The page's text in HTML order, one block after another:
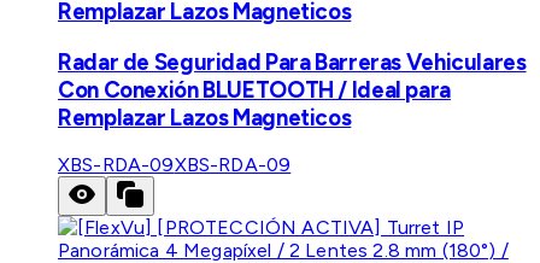
Remplazar Lazos Magneticos
Radar de Seguridad Para Barreras Vehiculares
Con Conexión BLUETOOTH / Ideal para
Remplazar Lazos Magneticos
XBS-RDA-09XBS-RDA-09